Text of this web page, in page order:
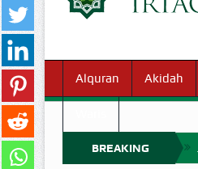
Alquran Akidah
BREAKING